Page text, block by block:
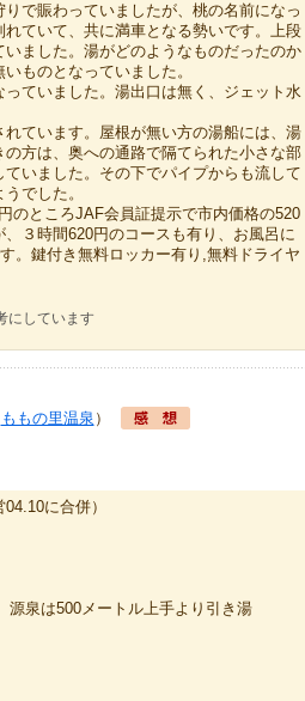
で賑わっていましたが、桃の名前になっ
ていて、共に満車となる勢いです。上段
ました。湯がどのようなものだったのか
ものとなっていました。
ていました。湯出口は無く、ジェット水
ています。屋根が無い方の湯船には、湯
方は、奥への通路で隔てられた小さな部
いました。その下でパイプからも流して
でした。
のところJAF会員証提示で市内価格の520
３時間620円のコースも有り、お風呂に
。鍵付き無料ロッカー有り,無料ドライヤ
にしています
ももの里温泉 ）
に合併）
源泉は500メートル上手より引き湯